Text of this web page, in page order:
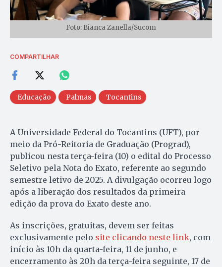
Foto: Bianca Zanella/Sucom
COMPARTILHAR
Educação Palmas Tocantins
A Universidade Federal do Tocantins (UFT), por
meio da Pró-Reitoria de Graduação (Prograd),
publicou nesta terça-feira (10) o edital do Processo
Seletivo pela Nota do Exato, referente ao segundo
semestre letivo de 2025. A divulgação ocorreu logo
após a liberação dos resultados da primeira
edição da prova do Exato deste ano.
As inscrições, gratuitas, devem ser feitas
exclusivamente pelo site clicando neste link, com
início às 10h da quarta-feira, 11 de junho, e
encerramento às 20h da terça-feira seguinte, 17 de